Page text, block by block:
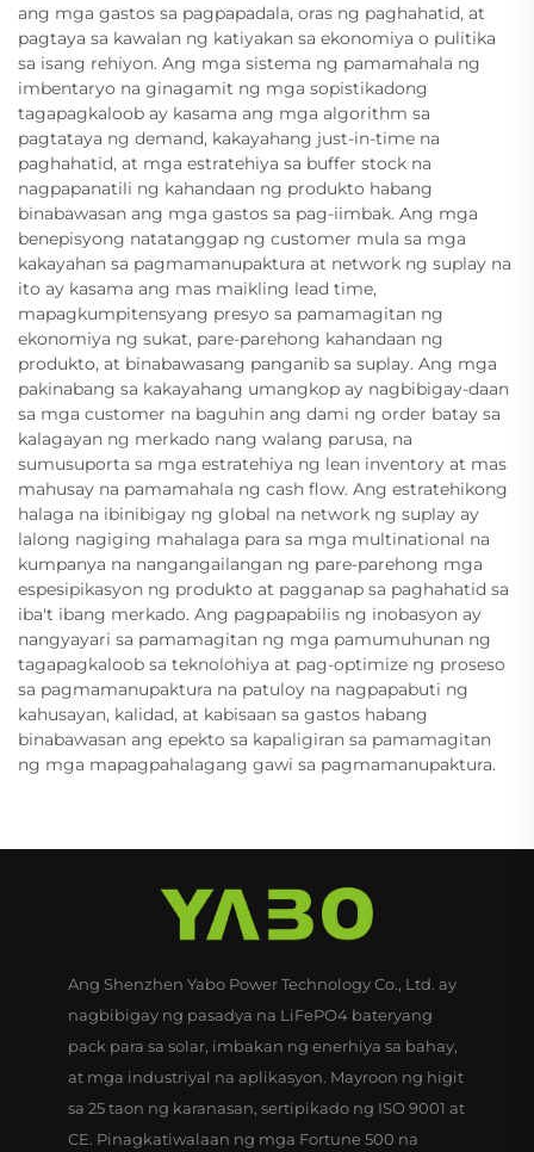
ang mga gastos sa pagpapadala, oras ng paghahatid, at
pagtaya sa kawalan ng katiyakan sa ekonomiya o pulitika
sa isang rehiyon. Ang mga sistema ng pamamahala ng
imbentaryo na ginagamit ng mga sopistikadong
tagapagkaloob ay kasama ang mga algorithm sa
pagtataya ng demand, kakayahang just-in-time na
paghahatid, at mga estratehiya sa buffer stock na
nagpapanatili ng kahandaan ng produkto habang
binabawasan ang mga gastos sa pag-iimbak. Ang mga
benepisyong natatanggap ng customer mula sa mga
kakayahan sa pagmamanupaktura at network ng suplay na
ito ay kasama ang mas maikling lead time,
mapagkumpitensyang presyo sa pamamagitan ng
ekonomiya ng sukat, pare-parehong kahandaan ng
produkto, at binabawasang panganib sa suplay. Ang mga
pakinabang sa kakayahang umangkop ay nagbibigay-daan
sa mga customer na baguhin ang dami ng order batay sa
kalagayan ng merkado nang walang parusa, na
sumusuporta sa mga estratehiya ng lean inventory at mas
mahusay na pamamahala ng cash flow. Ang estratehikong
halaga na ibinibigay ng global na network ng suplay ay
lalong nagiging mahalaga para sa mga multinational na
kumpanya na nangangailangan ng pare-parehong mga
espesipikasyon ng produkto at pagganap sa paghahatid sa
iba't ibang merkado. Ang pagpapabilis ng inobasyon ay
nangyayari sa pamamagitan ng mga pamumuhunan ng
tagapagkaloob sa teknolohiya at pag-optimize ng proseso
sa pagmamanupaktura na patuloy na nagpapabuti ng
kahusayan, kalidad, at kabisaan sa gastos habang
binabawasan ang epekto sa kapaligiran sa pamamagitan
ng mga mapagpahalagang gawi sa pagmamanupaktura.
Ang Shenzhen Yabo Power Technology Co., Ltd. ay
nagbibigay ng pasadya na LiFePO4 bateryang
pack para sa solar, imbakan ng enerhiya sa bahay,
at mga industriyal na aplikasyon. Mayroon ng higit
sa 25 taon ng karanasan, sertipikado ng ISO 9001 at
CE. Pinagkatiwalaan ng mga Fortune 500 na